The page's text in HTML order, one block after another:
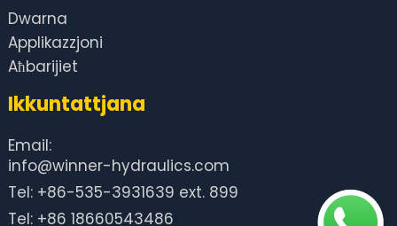
Dwarna
Applikazzjoni
Aħbarijiet
Ikkuntattjana
Email:
info@winner-hydraulics.com
Tel: +86-535-3931639 ext. 899
Tel: +86 18660543486